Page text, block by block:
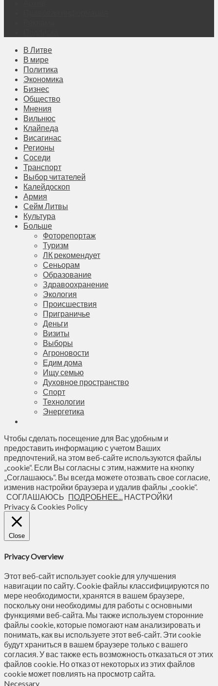
В Литве
В мире
Политика
Экономика
Бизнес
Общество
Мнения
Вильнюс
Клайпеда
Висагинас
Регионы
Соседи
Транспорт
Выбор читателей
Калейдоскоп
Армия
Сейм Литвы
Культура
Больше
Фоторепортаж
Туризм
ЛК рекомендует
Сеньорам
Образование
Здравоохранение
Экология
Происшествия
Приграничье
Деньги
Визиты
Выборы
Агроновости
Едим дома
Ищу семью
Духовное пространство
Спорт
Технологии
Энергетика
Чтобы сделать посещение для Вас удобным и
предоставить информацию с учетом Ваших
предпочтений, на этом веб-сайте используются файлы
„cookie“. Если Вы согласны с этим, нажмите на кнопку
„Соглашаюсь“. Вы всегда можете отозвать свое согласие,
изменив настройки браузера и удалив файлы „cookie“.
СОГЛАШАЮСЬ ПОДРОБНЕЕ... НАСТРОЙКИ
Privacy & Cookies Policy
Close
Privacy Overview
Этот веб-сайт использует cookie для улучшения
навигации по сайту. Сookie файлы классифицируются по
мере необходимости, хранятся в вашем браузере,
поскольку они необходимы для работы с основными
функциями веб-сайта. Мы также используем сторонние
файлы cookie, которые помогают нам анализировать и
понимать, как вы используете этот веб-сайт. Эти cookie
будут храниться в вашем браузере только с вашего
согласия. У вас также есть возможность отказаться от этих
файлов cookie. Но отказ от некоторых из этих файлов
cookie может повлиять на просмотр сайта.
Necessary